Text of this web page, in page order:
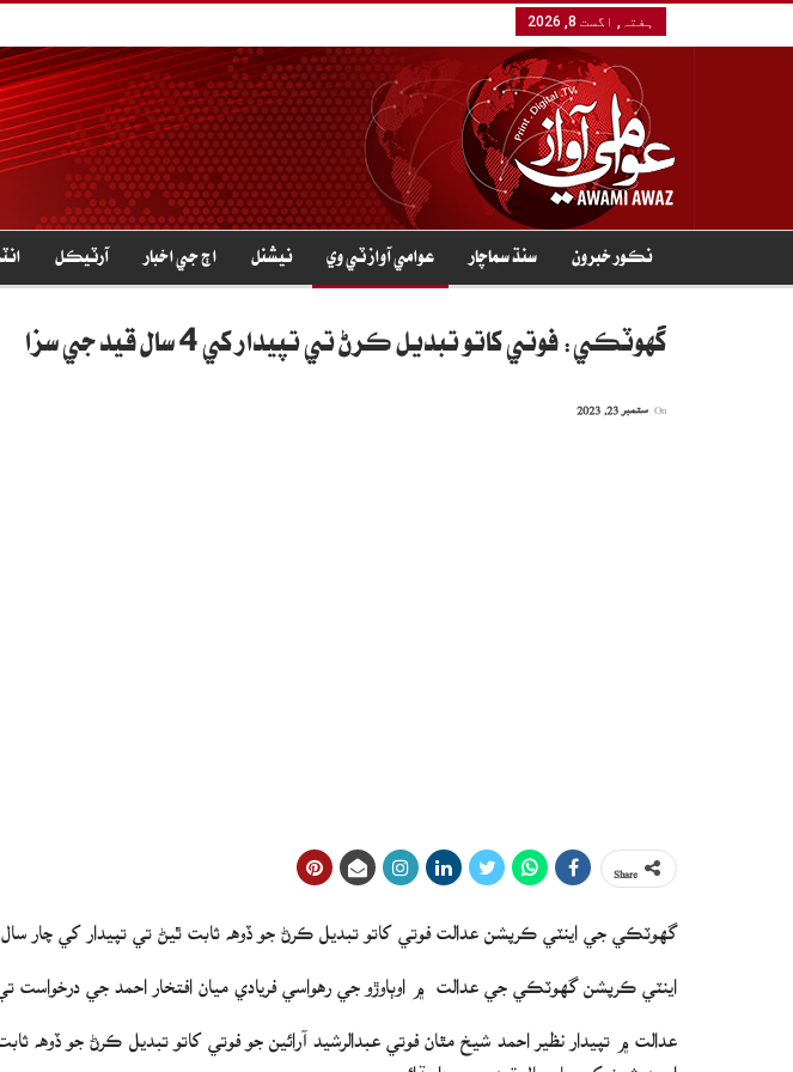
ہفتہ, اگست 8, 2026
نڪور خبرون سنڌ سماچار عوامي آواز ٽي وي نيشنل اڄ جي اخبار آرٽيڪل
گھوٽڪي: فوتي کاتو تبديل ڪرڻ تي تپيدار کي 4 سال قيد جي سزا
گھوٽڪي جي اينٽي ڪرپشن عدالت فوتي کاتو تبديل ڪرڻ جو ڏوهه ثابت ٿيڻ تي تپيدار کي چار
اينٽي ڪرپشن گهوٽڪي جي عدالت ۾ اوٻاوڙو جي رهواسي فريادي ميان افتخار احمد جي درخواست
عدالت ۾ تپيدار نظير احمد شيخ مٿان فوتي عبدالرشيد آرائين جو فوتي کاتو تبديل ڪرڻ جو ڏوهه
احمد شيخ کي چار سال قيد جي سزا ٻڌائي.